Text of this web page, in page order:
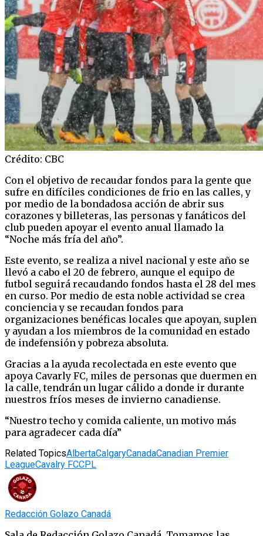
Crédito: CBC
Con el objetivo de recaudar fondos para la gente que
sufre en difíciles condiciones de frio en las calles, y
por medio de la bondadosa acción de abrir sus
corazones y billeteras, las personas y fanáticos del
club pueden apoyar el evento anual llamado la
“Noche más fría del año”.
Este evento, se realiza a nivel nacional y este año se
llevó a cabo el 20 de febrero, aunque el equipo de
futbol seguirá recaudando fondos hasta el 28 del mes
en curso. Por medio de esta noble actividad se crea
conciencia y se recaudan fondos para
organizaciones benéficas locales que apoyan, suplen
y ayudan a los miembros de la comunidad en estado
de indefensión y pobreza absoluta.
Gracias a la ayuda recolectada en este evento que
apoya Cavarly FC, miles de personas que duermen en
la calle, tendrán un lugar cálido a donde ir durante
nuestros fríos meses de invierno canadiense.
“Nuestro techo y comida caliente, un motivo más
para agradecer cada día”
Related TopicsAlbertaCalgaryCanadaCanadian Premier
LeagueCavalry FCCPL
Redacción Golazo Canadá